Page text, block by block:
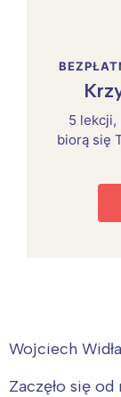
5 lekcji,
biorą się
Wojciech
Zaczęło się